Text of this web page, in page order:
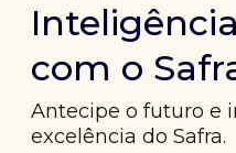
com o
Antecipe o futuro e
excelência do Safra.